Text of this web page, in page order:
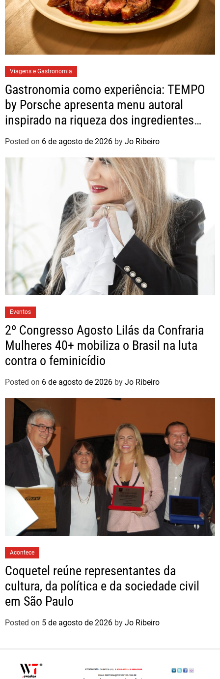
Viagens e Gastronomia
Gastronomia como experiência: TEMPO
by Porsche apresenta menu autoral
inspirado na riqueza dos ingredientes
brasileiros
Posted on 6 de agosto de 2026 by Jo Ribeiro
Eventos
2º Congresso Agosto Lilás da Confraria
Mulheres 40+ mobiliza o Brasil na luta
contra o feminicídio
Posted on 6 de agosto de 2026 by Jo Ribeiro
Acontece
Coquetel reúne representantes da
cultura, da política e da sociedade civil
em São Paulo
Posted on 5 de agosto de 2026 by Jo Ribeiro